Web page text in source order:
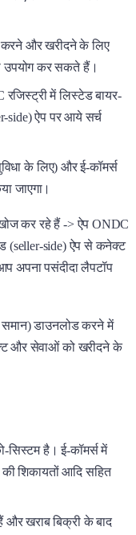
और खरीदने के लिए
उपयोग कर सकते हैं।
में लिस्टेड बायर-
side) ऐप पर आये सर्च
के लिए) और ई-कॉमर्स
जाएगा।
कर रहे हैं -> ऐप ONDC
(seller-side) ऐप से कनेक्ट
अपना पसंदीदा लैपटॉप
डाउनलोड करने में
और सेवाओं को खरीदने के
है। ई-कॉमर्स में
की शिकायतों आदि सहित
और खराब बिक्री के बाद